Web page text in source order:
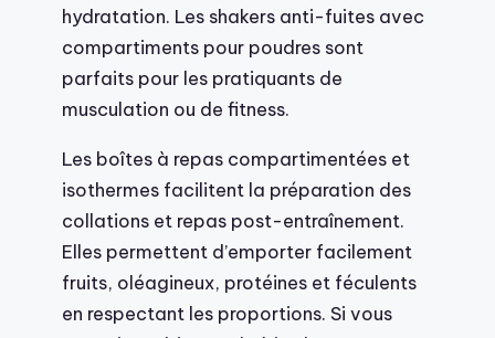
hydratation. Les shakers anti-fuites avec
compartiments pour poudres sont
parfaits pour les pratiquants de
musculation ou de fitness.
Les boîtes à repas compartimentées et
isothermes facilitent la préparation des
collations et repas post-entraînement.
Elles permettent d’emporter facilement
fruits, oléagineux, protéines et féculents
en respectant les proportions. Si vous